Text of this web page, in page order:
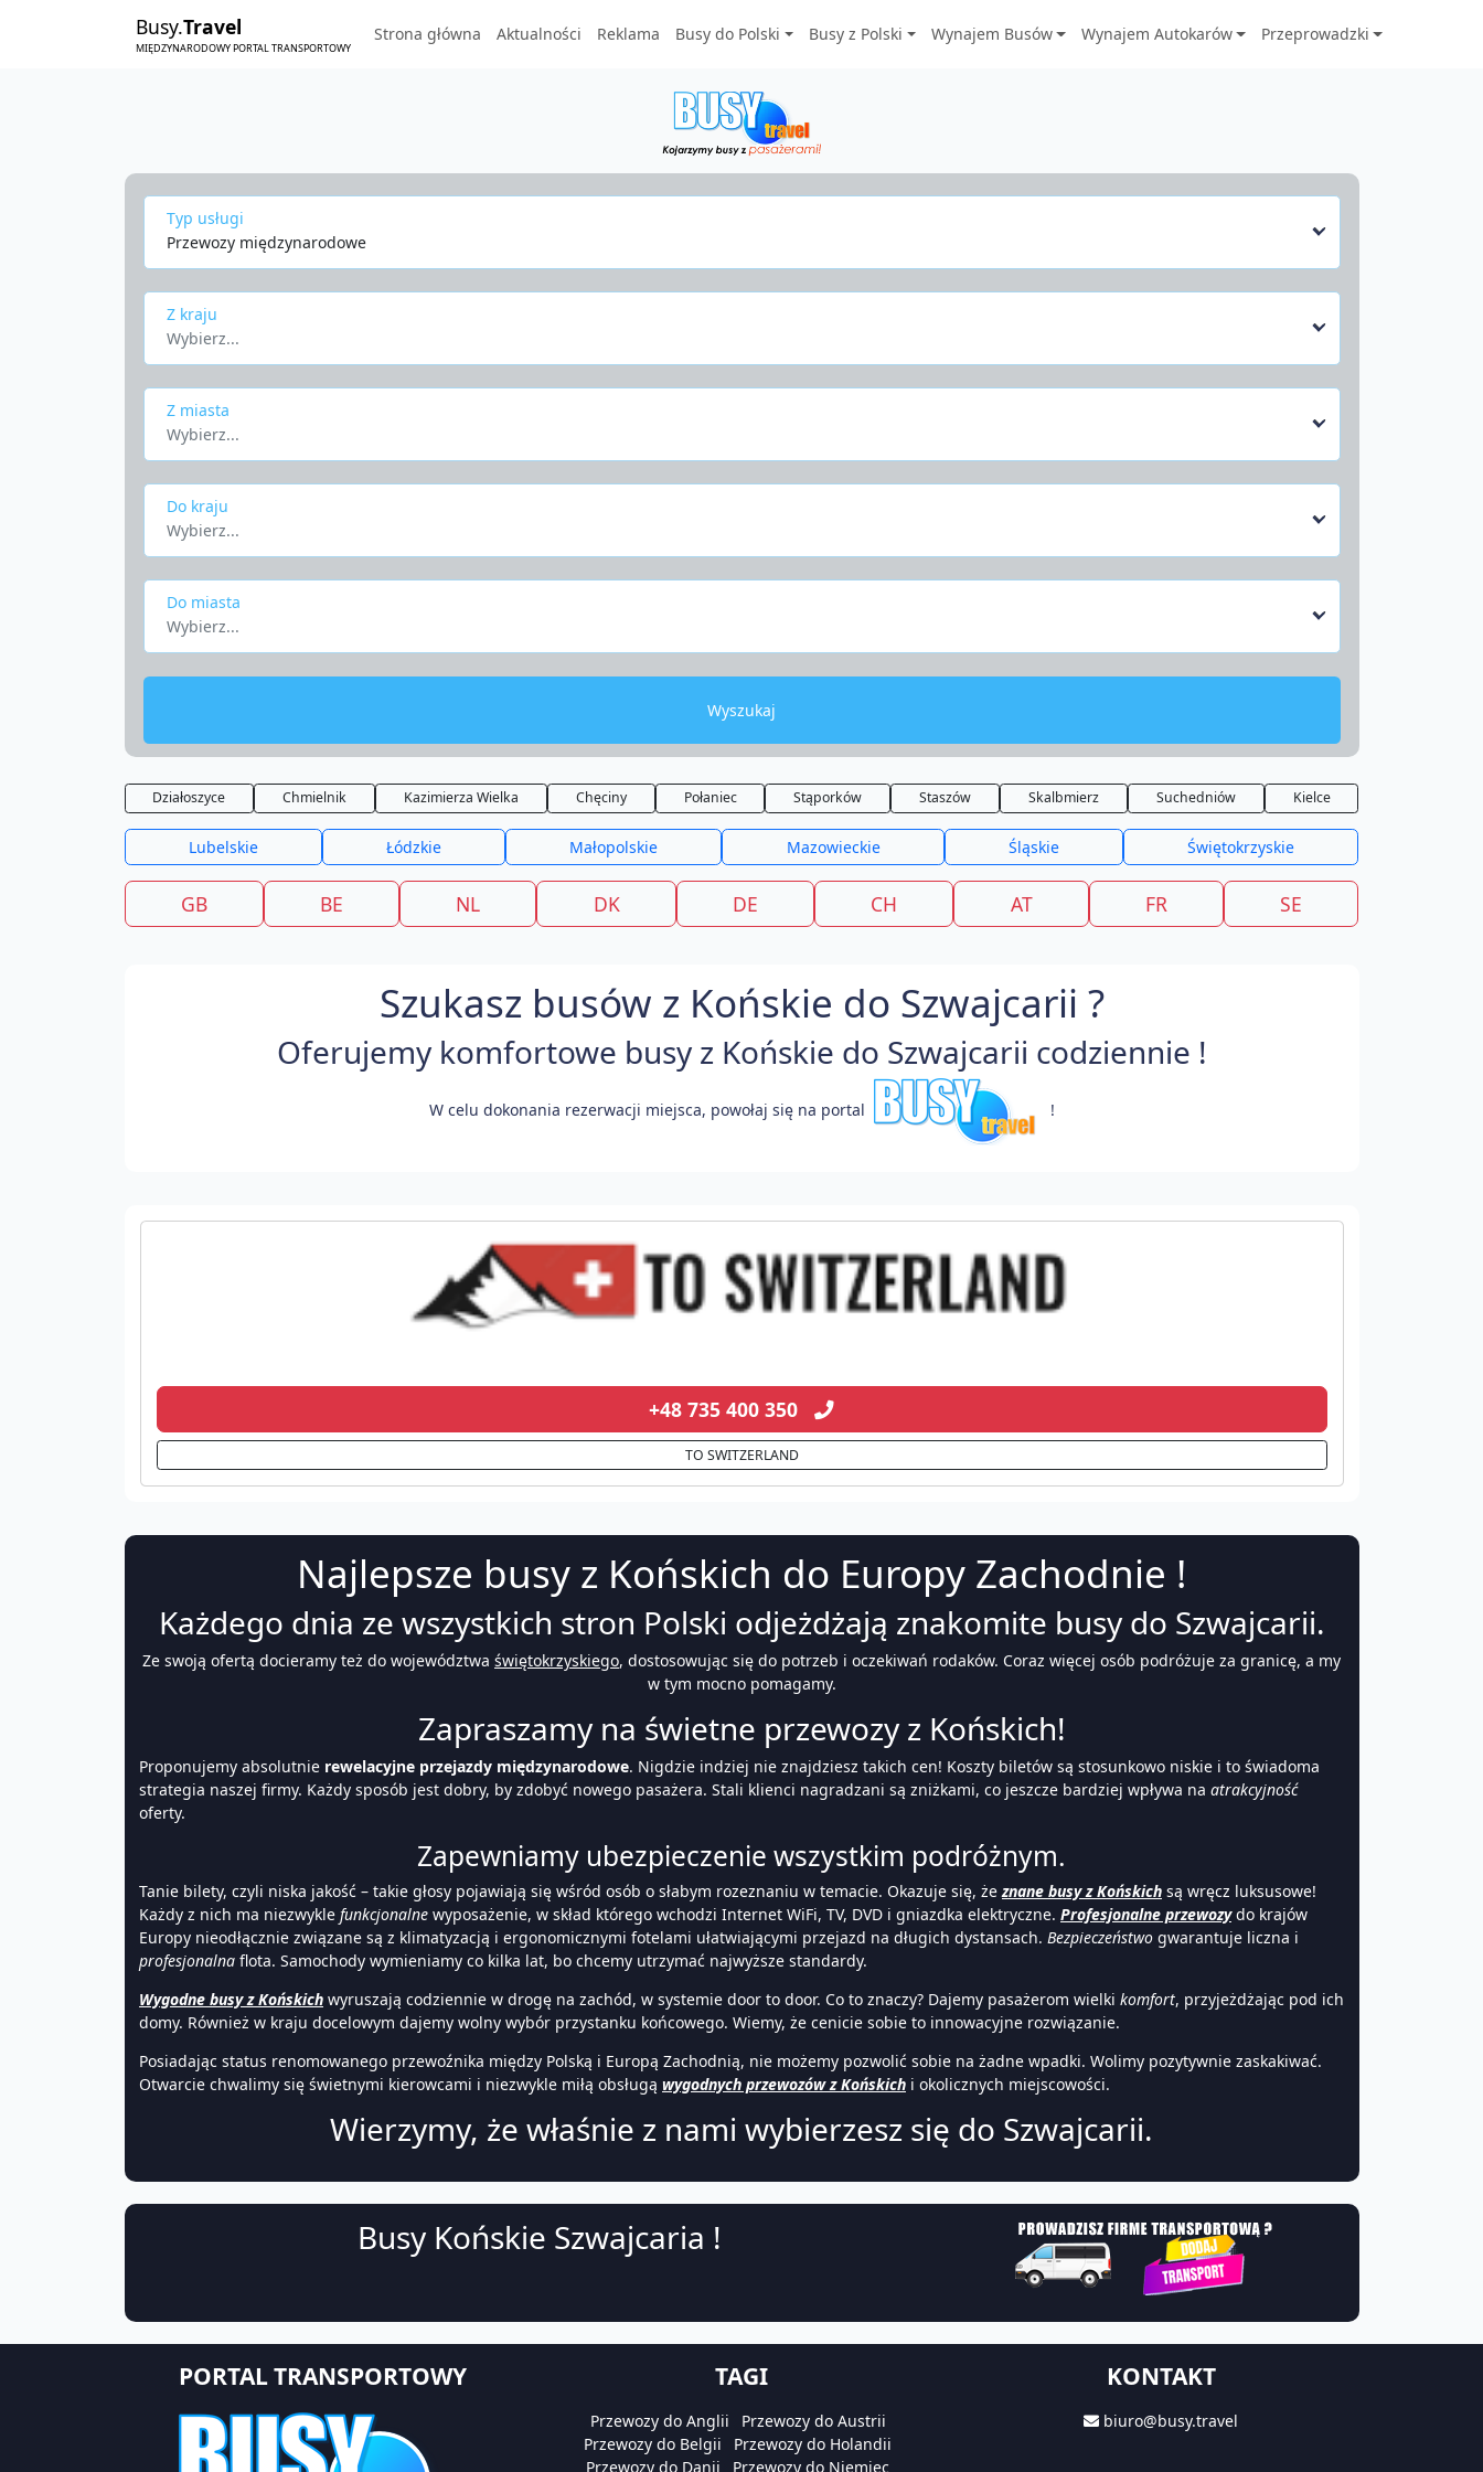
Busy.Travel
MIĘDZYNARODOWY PORTAL TRANSPORTOWY
Strona główna Aktualności Reklama Busy do Polski Busy z Polski Wynajem Busów Wynajem Autokarów Przeprowadzki
Typ usługi
Przewozy międzynarodowe
Z kraju
Wybierz...
Z miasta
Wybierz...
Do kraju
Wybierz...
Do miasta
Wybierz...
Wyszukaj
Działoszyce Chmielnik Kazimierza Wielka Chęciny Połaniec Stąporków Staszów Skalbmierz Suchedniów Kielce
Lubelskie Łódzkie Małopolskie Mazowieckie Śląskie Świętokrzyskie
GB BE NL DK DE CH AT FR SE
Szukasz busów z Końskie do Szwajcarii ?
Oferujemy komfortowe busy z Końskie do Szwajcarii codziennie !
W celu dokonania rezerwacji miejsca, powołaj się na portal !
+48 735 400 350
TO SWITZERLAND
Najlepsze busy z Końskich do Europy Zachodnie !
Każdego dnia ze wszystkich stron Polski odjeżdżają znakomite busy do Szwajcarii.
Ze swoją ofertą docieramy też do województwa świętokrzyskiego, dostosowując się do potrzeb i oczekiwań rodaków. Coraz więcej osób podróżuje za granicę, a my
w tym mocno pomagamy.
Zapraszamy na świetne przewozy z Końskich!
Proponujemy absolutnie rewelacyjne przejazdy międzynarodowe. Nigdzie indziej nie znajdziesz takich cen! Koszty biletów są stosunkowo niskie i to świadoma
strategia naszej firmy. Każdy sposób jest dobry, by zdobyć nowego pasażera. Stali klienci nagradzani są zniżkami, co jeszcze bardziej wpływa na atrakcyjność
oferty.
Zapewniamy ubezpieczenie wszystkim podróżnym.
Tanie bilety, czyli niska jakość – takie głosy pojawiają się wśród osób o słabym rozeznaniu w temacie. Okazuje się, żeznane busy z Końskich są wręcz luksusowe!
Każdy z nich ma niezwykle funkcjonalne wyposażenie, w skład którego wchodzi Internet WiFi, TV, DVD i gniazdka elektryczne. Profesjonalne przewozydo krajów
Europy nieodłącznie związane są z klimatyzacją i ergonomicznymi fotelami ułatwiającymi przejazd na długich dystansach. Bezpieczeństwo gwarantuje liczna i
profesjonalna flota. Samochody wymieniamy co kilka lat, bo chcemy utrzymać najwyższe standardy.
Wygodne busy z Końskich wyruszają codziennie w drogę na zachód, w systemie door to door. Co to znaczy? Dajemy pasażerom wielki komfort, przyjeżdżając pod ich
domy. Również w kraju docelowym dajemy wolny wybór przystanku końcowego. Wiemy, że cenicie sobie to innowacyjne rozwiązanie.
Posiadając status renomowanego przewoźnika między Polską i Europą Zachodnią, nie możemy pozwolić sobie na żadne wpadki. Wolimy pozytywnie zaskakiwać.
Otwarcie chwalimy się świetnymi kierowcami i niezwykle miłą obsługą wygodnych przewozów z Końskich i okolicznych miejscowości.
Wierzymy, że właśnie z nami wybierzesz się do Szwajcarii.
Busy Końskie Szwajcaria !
PORTAL TRANSPORTOWY TAGI
Przewozy do Anglii
Przewozy do Austrii
Przewozy do Belgii
Przewozy do Holandii
Przewozy do Danii
Przewozy do Niemiec
KONTAKT
biuro@busy.travel